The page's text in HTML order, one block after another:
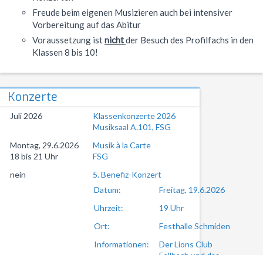
Sportbrief
Freude beim eigenen Musizieren auch bei intensiver
Vorbereitung auf das Abitur
Voraussetzung istnichtder Besuch des Profilfachs in den
Klassen 8 bis 10!
Konzerte
Juli 2026
Klassenkonzerte 2026
Musiksaal A.101, FSG
Montag, 29.6.2026
18 bis 21 Uhr
Musik à la Carte
FSG
nein
5. Benefiz-Konzert
Datum:
Freitag, 19.6.2026
Uhrzeit:
19 Uhr
Ort:
Festhalle Schmiden
Informationen:
Der Lions Club